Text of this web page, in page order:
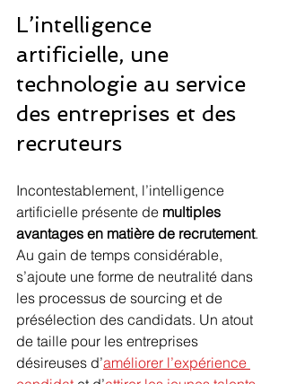
L’intelligence
artificielle, une
technologie au service
des entreprises et des
recruteurs
Incontestablement, l’intelligence
artificielle présente de multiples
avantages en matière de recrutement.
Au gain de temps considérable,
s’ajoute une forme de neutralité dans
les processus de sourcing et de
présélection des candidats. Un atout
de taille pour les entreprises
désireuses d’améliorer l’expérience